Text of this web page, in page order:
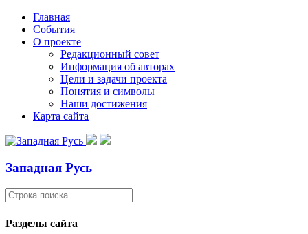
Главная
События
О проекте
Редакционный совет
Информация об авторах
Цели и задачи проекта
Понятия и символы
Наши достижения
Карта сайта
Западная Русь
Разделы сайта